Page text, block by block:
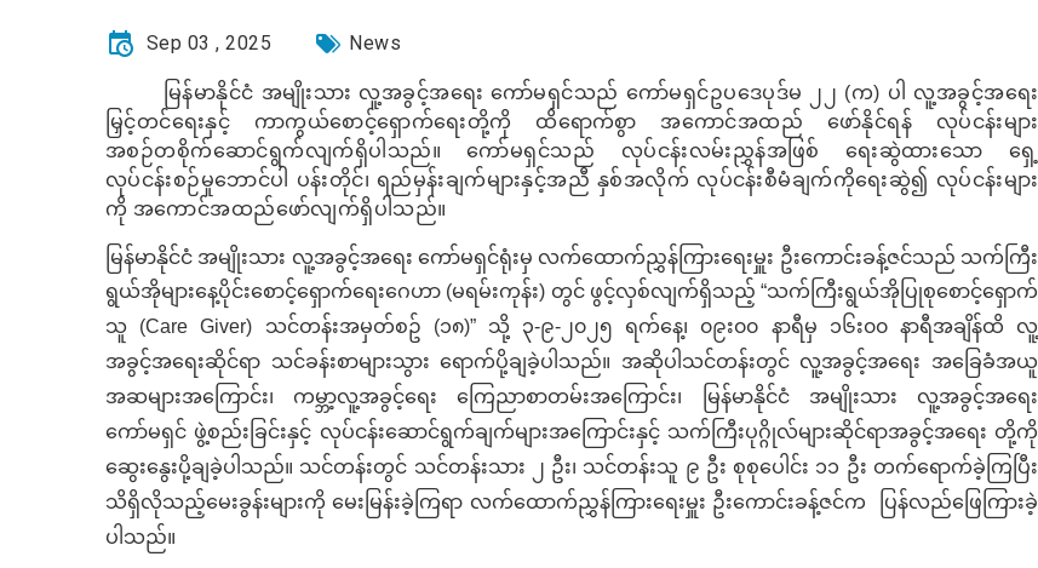
Sep 03 , 2025 News
မြန်မာနိုင်ငံ အမျိုးသား လူ့အခွင့်အရေး ကော်မရှင်သည် ကော်မရှင်ဥပဒေပုဒ်မ ၂၂ (က) ပါ လူ့အခွင့်အရေး
မြှင့်တင်ရေးနှင့် ကာကွယ်စောင့်ရှောက်ရေးတို့ကို ထိရောက်စွာ အကောင်အထည် ဖော်နိုင်ရန် လုပ်ငန်းများ
အစဉ်တစိုက်ဆောင်ရွက်လျက်ရှိပါသည်။ ကော်မရှင်သည် လုပ်ငန်းလမ်းညွှန်အဖြစ် ရေးဆွဲထားသော ရှေ့
လုပ်ငန်းစဉ်မူဘောင်ပါ ပန်းတိုင်၊ ရည်မှန်းချက်များနှင့်အညီ နှစ်အလိုက် လုပ်ငန်းစီမံချက်ကိုရေးဆွဲ၍ လုပ်ငန်းများ
ကို အကောင်အထည်ဖော်လျက်ရှိပါသည်။
မြန်မာနိုင်ငံ အမျိုးသား လူ့အခွင့်အရေး ကော်မရှင်ရုံးမှ လက်ထောက်ညွှန်ကြားရေးမှူး ဦးကောင်းခန့်ဇင်သည် သက်ကြီး
ရွယ်အိုများနေ့ပိုင်းစောင့်ရှောက်ရေး‌ဂေဟာ (မရမ်းကုန်း) တွင် ဖွင့်လှစ်လျက်ရှိသည့် “သက်ကြီးရွယ်အိုပြုစုစောင့်ရှောက်
သူ (Care Giver) သင်တန်းအမှတ်စဥ် (၁၈)” သို့ ၃-၉-၂၀၂၅ ရက်နေ့၊ ၀၉း၀၀ နာရီမှ ၁၆း၀၀ နာရီအချိန်ထိ လူ့
အခွင့်အရေးဆိုင်ရာ သင်ခန်းစာများသွား ရောက်ပို့ချခဲ့ပါသည်။ အဆိုပါသင်တန်းတွင် လူ့အခွင့်အရေး အခြေခံအယူ
အဆများအကြောင်း၊ ကမ္ဘာ့လူ့အခွင့်ရေး ကြေညာစာတမ်းအကြောင်း၊ မြန်မာနိုင်ငံ အမျိုးသား လူ့အခွင့်အရေး
ကော်မရှင် ဖွဲ့စည်းခြင်းနှင့် လုပ်ငန်းဆောင်ရွက်ချက်များအကြောင်းနှင့် သက်ကြီးပုဂ္ဂိုလ်များဆိုင်ရာအခွင့်အရေး တို့ကို
ဆွေးနွေးပို့ချခဲ့ပါသည်။ သင်တန်းတွင် သင်တန်းသား ၂ ဦး၊ သင်တန်းသူ ၉ ဦး စုစု‌ပေါင်း ၁၁ ဦး တက်ရောက်ခဲ့ကြပြီး
သိရှိလိုသည့်မေးခွန်းများကို မေးမြန်းခဲ့ကြရာ လက်ထောက်ညွှန်ကြားရေးမှူး ဦးကောင်းခန့်ဇင်က
ပြန်လည်ဖြေကြားခဲ့
ပါသည်။